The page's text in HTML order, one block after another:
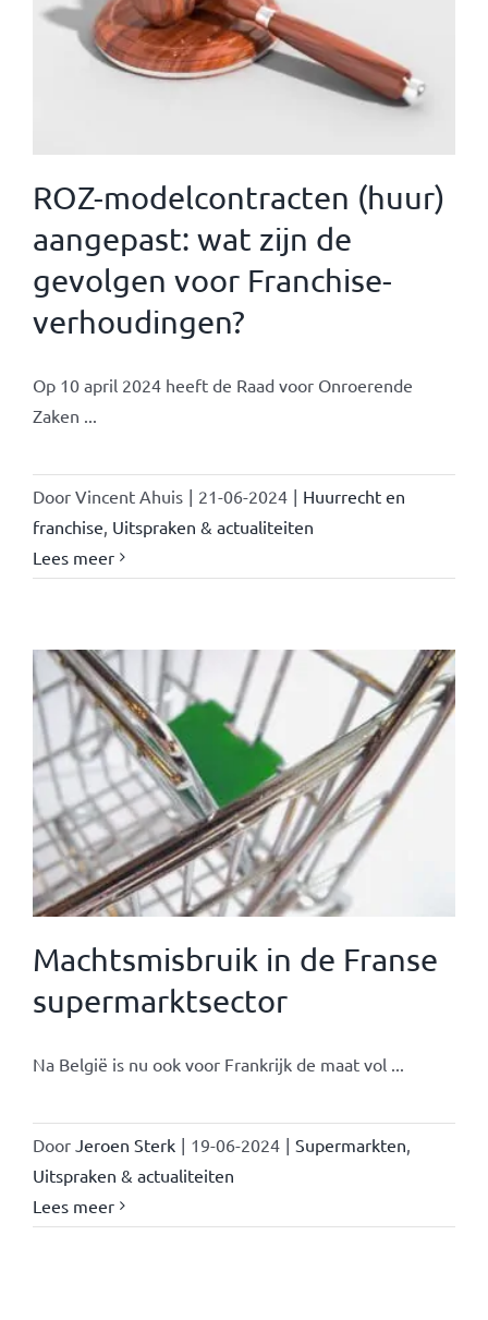
ROZ-modelcontracten (huur)
aangepast: wat zijn de
gevolgen voor Franchise-
verhoudingen?
Op 10 april 2024 heeft de Raad voor Onroerende
Zaken ...
Door Vincent Ahuis | 21-06-2024 | Huurrecht en
franchise, Uitspraken & actualiteiten
Lees meer
Machtsmisbruik in de Franse
supermarktsector
Na België is nu ook voor Frankrijk de maat vol ...
Door Jeroen Sterk | 19-06-2024 | Supermarkten,
Uitspraken & actualiteiten
Lees meer